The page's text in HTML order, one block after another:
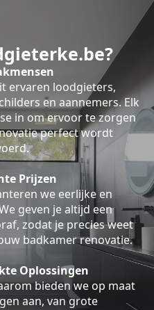
ervaren loodgieters,
en aannemers. Elk
in om ervoor te zorgen
perfect wordt
Prijzen
we eerlijke en
geven je altijd een
zodat je precies weet
badkamer renovatie.
Oplossingen
bieden we op maat
aan, van grote